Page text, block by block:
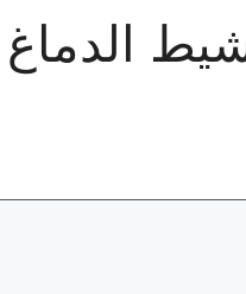
الدماغ